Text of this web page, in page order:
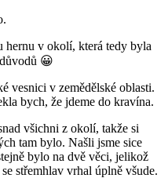
hernu v okolí, která tedy byla
😀
vesnici v zemědělské oblasti.
bych, že jdeme do kravína.
všichni z okolí, takže si
tam bylo. Našli jsme sice
bylo na dvě věci, jelikož
střemhlav vrhal úplně všude.